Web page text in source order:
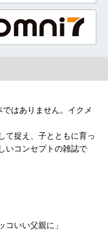
はありません。イクメ
て捉え、子とともに育っ
いコンセプトの雑誌で
コいい父親に」